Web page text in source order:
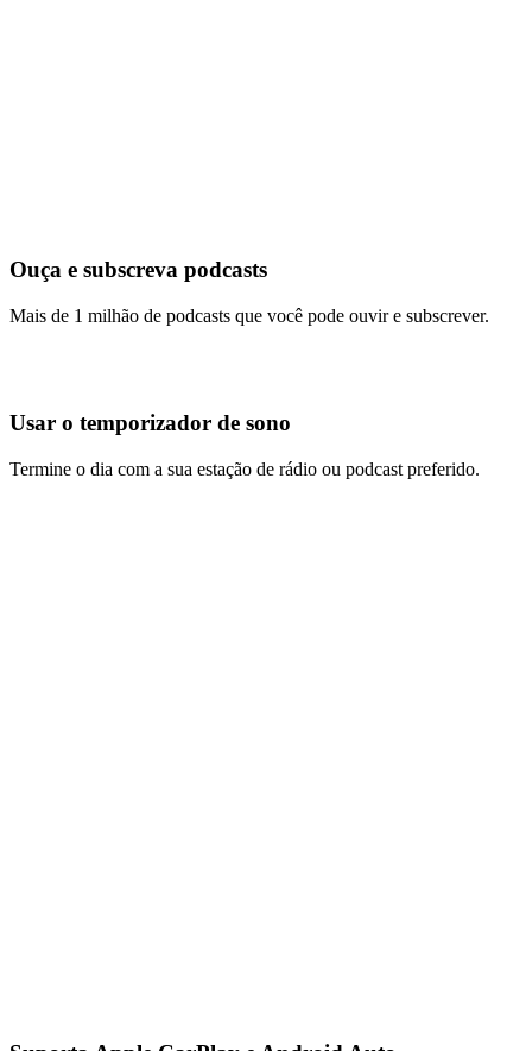
Ouça e subscreva podcasts
Mais de 1 milhão de podcasts que você pode ouvir e subscrever.
Usar o temporizador de sono
Termine o dia com a sua estação de rádio ou podcast preferido.